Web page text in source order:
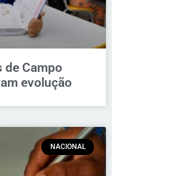
de Campo
evolução
NACIONAL